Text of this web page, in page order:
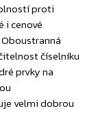
proti
i cenové
číselníku
prvky na
velmi dobrou